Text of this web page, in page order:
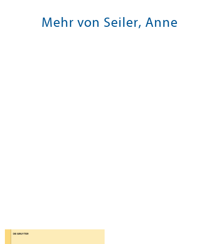
Mehr von Seiler, Anne